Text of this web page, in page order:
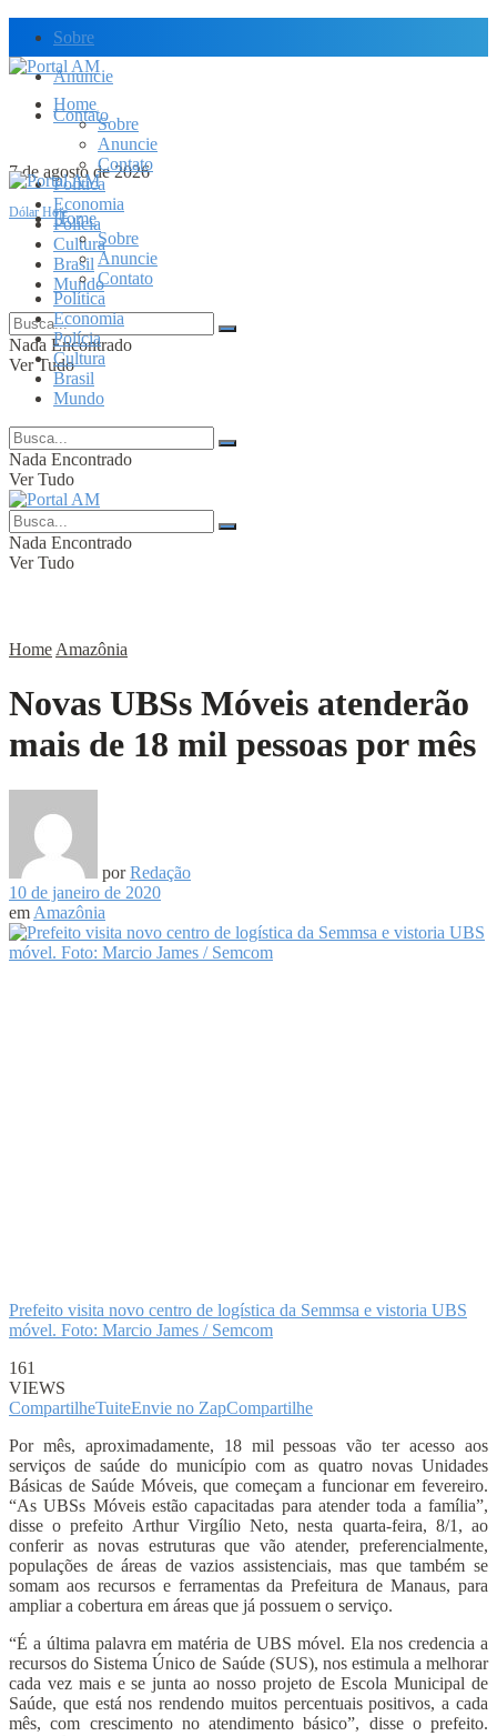
Sobre
Anuncie
Contato
7 de agosto de 2026
Dólar Hoje
Home
Sobre
Anuncie
Contato
Política
Economia
Polícia
Cultura
Brasil
Mundo
Nada Encontrado
Ver Tudo
Home
Sobre
Anuncie
Contato
Política
Economia
Polícia
Cultura
Brasil
Mundo
Nada Encontrado
Ver Tudo
Nada Encontrado
Ver Tudo
Home Amazônia
Novas UBSs Móveis atenderão
mais de 18 mil pessoas por mês
por Redação
10 de janeiro de 2020
em Amazônia
Prefeito visita novo centro de logística da Semmsa e vistoria UBS
móvel. Foto: Marcio James / Semcom
161
VIEWS
CompartilheTuiteEnvie no ZapCompartilhe
Por mês, aproximadamente, 18 mil pessoas vão ter acesso aos
serviços de saúde do município com as quatro novas Unidades
Básicas de Saúde Móveis, que começam a funcionar em fevereiro.
“As UBSs Móveis estão capacitadas para atender toda a família”,
disse o prefeito Arthur Virgílio Neto, nesta quarta-feira, 8/1, ao
conferir as novas estruturas que vão atender, preferencialmente,
populações de áreas de vazios assistenciais, mas que também se
somam aos recursos e ferramentas da Prefeitura de Manaus, para
ampliar a cobertura em áreas que já possuem o serviço.
“É a última palavra em matéria de UBS móvel. Ela nos credencia a
recursos do Sistema Único de Saúde (SUS), nos estimula a melhorar
cada vez mais e se junta ao nosso projeto de Escola Municipal de
Saúde, que está nos rendendo muitos percentuais positivos, a cada
mês, com crescimento no atendimento básico”, disse o prefeito.